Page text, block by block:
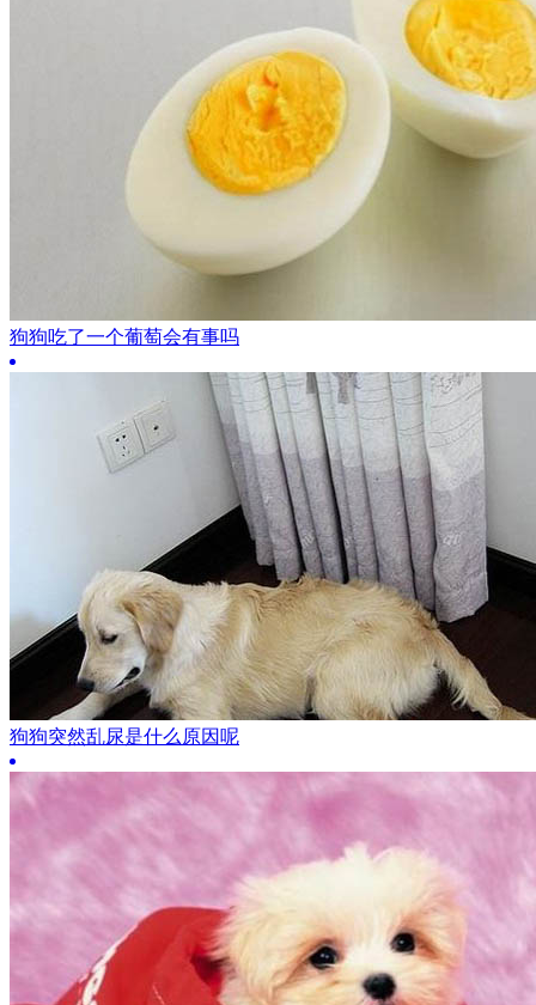
狗狗吃了一个葡萄会有事吗
狗狗突然乱尿是什么原因呢